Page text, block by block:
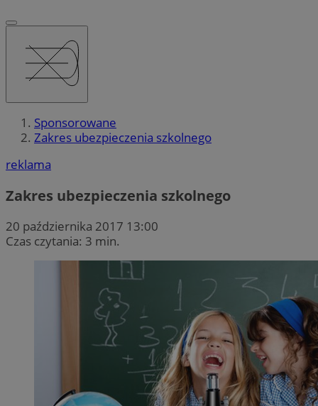
Sponsorowane
Zakres ubezpieczenia szkolnego
reklama
Zakres ubezpieczenia szkolnego
20 października 2017 13:00
Czas czytania: 3 min.